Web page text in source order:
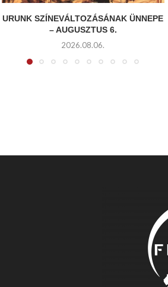
URUNK SZÍNEVÁLTOZÁSÁNAK ÜNNEPE
– AUGUSZTUS 6.
2026.08.06.